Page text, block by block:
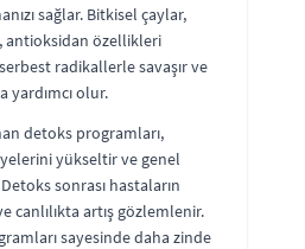
sağlar. Bitkisel çaylar,
antioksidan özellikleri
radikallerle savaşır ve
yardımcı olur.
detoks programları,
yükseltir ve genel
sonrası hastaların
canlılıkta artış gözlemlenir.
sayesinde daha zinde